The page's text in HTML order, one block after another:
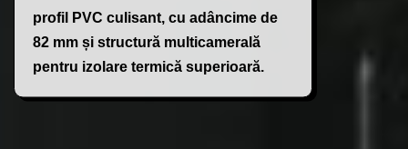
profil PVC culisant, cu adâncime de
82 mm și structură multicamerală
pentru izolare termică superioară.